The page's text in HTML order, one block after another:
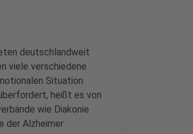
deutschlandweit
viele verschiedene
Situation
heißt es von
wie Diakonie
der Alzheimer